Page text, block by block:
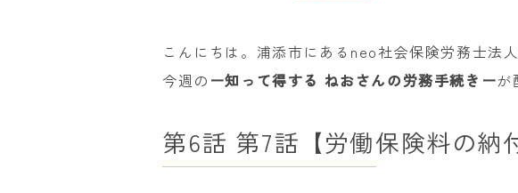
こんにちは。浦添市にあるneo社会保険労務士法人
今週の ー知って得する ねおさんの労務手続きーが
第6話 第7話【労働保険料の納